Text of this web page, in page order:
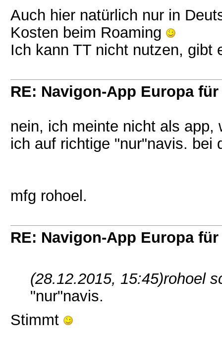
Auch hier natürlich nur in
Kosten beim Roaming
Ich kann TT nicht nutzen,
RE: Navigon-App Europa
nein, ich meinte nicht als app,
ich auf richtige "nur"navis.
mfg rohoel.
RE: Navigon-App Europa
(28.12.2015, 15:45)rohoel
"nur"navis.
Stimmt